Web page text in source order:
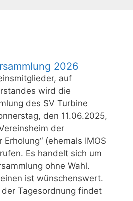
2026
auf
wird die
des SV Turbine
den 11.06.2025,
der
Erholung“ (ehemals IMOS
Es handelt sich um
ohne Wahl.
ist wünschenswert.
der Tagesordnung findet